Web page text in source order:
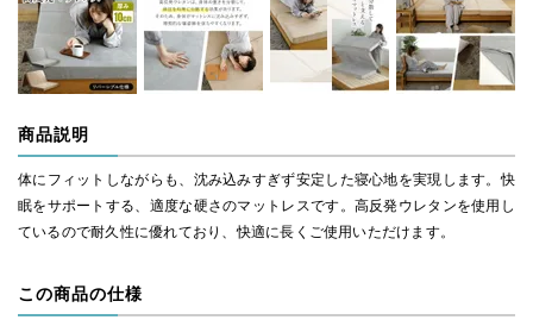
商品説明
体にフィットしながらも、沈み込みすぎず安定した寝心地を実現します。快
眠をサポートする、適度な硬さのマットレスです。高反発ウレタンを使用し
ているので耐久性に優れており、快適に長くご使用いただけます。
この商品の仕様